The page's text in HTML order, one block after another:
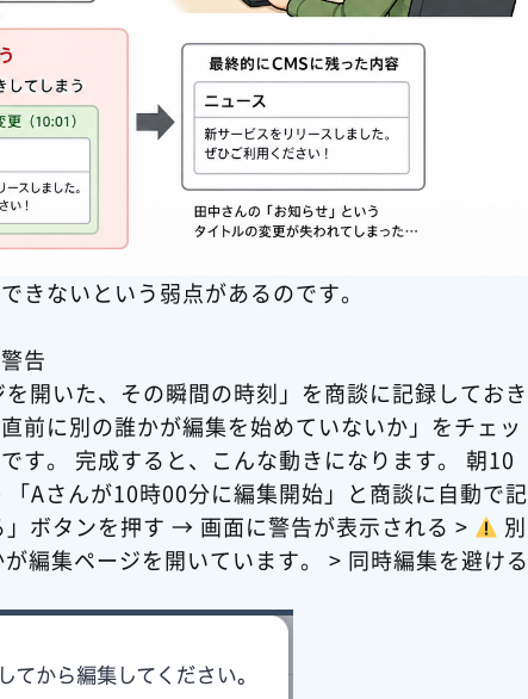
きないという弱点があるのです。
告
開いた、その瞬間の時刻」を商談に記録しておき
前に別の誰かが編集を始めていないか」をチェッ
す。 完成すると、こんな動きになります。 朝10
Aさんが10時00分に編集開始」と商談に自動で記
ボタンを押す → 画面に警告が表示される >
別
編集ページを開いています。 > 同時編集を避ける